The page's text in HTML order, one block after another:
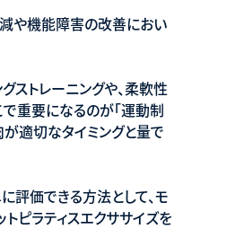
や機能障害の改善におい
ストレーニングや、柔軟性
重要になるのが「運動制
が適切なタイミングと量で
評価できる方法として、モ
ピラティスエクササイズを